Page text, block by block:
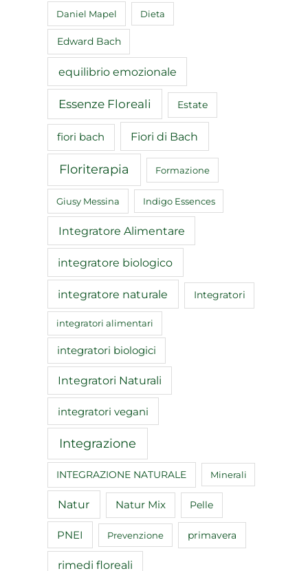
Daniel Mapel Dieta
Edward Bach
equilibrio emozionale
Essenze Floreali Estate
fiori bach Fiori di Bach
Floriterapia Formazione
Giusy Messina Indigo Essences
Integratore Alimentare
integratore biologico
integratore naturale Integratori
integratori alimentari
integratori biologici
Integratori Naturali
integratori vegani
Integrazione
INTEGRAZIONE NATURALE Minerali
Natur Natur Mix Pelle
PNEI Prevenzione primavera
rimedi floreali